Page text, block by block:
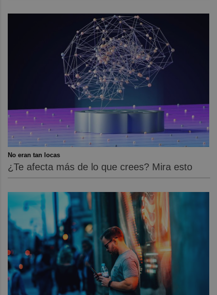
No eran tan locas
¿Te afecta más de lo que crees? Mira esto